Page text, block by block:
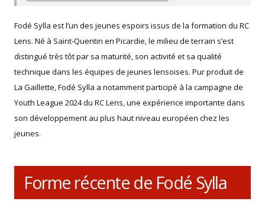
Fodé Sylla est l’un des jeunes espoirs issus de la formation du RC
Lens. Né à Saint-Quentin en Picardie, le milieu de terrain s’est
distingué très tôt par sa maturité, son activité et sa qualité
technique dans les équipes de jeunes lensoises. Pur produit de
La Gaillette, Fodé Sylla a notamment participé à la campagne de
Youth League 2024 du RC Lens, une expérience importante dans
son développement au plus haut niveau européen chez les
jeunes.
Forme récente de Fodé Sylla